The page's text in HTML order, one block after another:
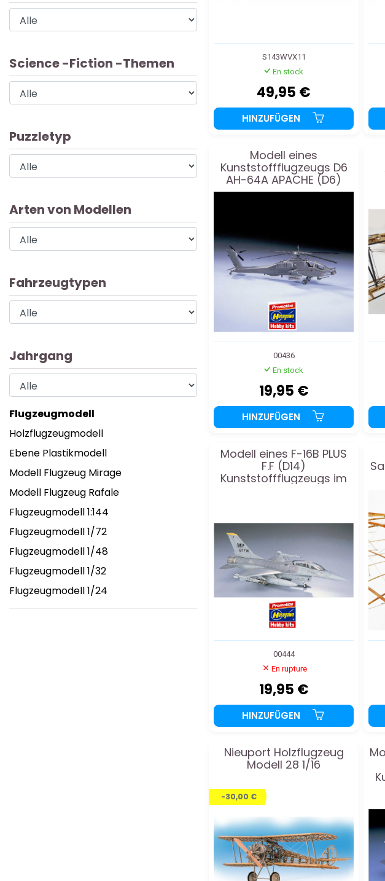
S143WVX11
En stock
49,95 €
HINZUFÜGEN
Modell eines
Kunststoffflugzeugs D6
AH-64A APACHE (D6)
1/72
00436
En stock
19,95 €
HINZUFÜGEN
Modell eines F-16B PLUS
F.F (D14)
Kunststoffflugzeugs im
00444
En rupture
19,95 €
HINZUFÜGEN
Nieuport Holzflugzeug
Modell 28 1/16
-30,00 €
Science -Fiction -Themen
Puzzletyp
Arten von Modellen
Fahrzeugtypen
Jahrgang
Flugzeugmodell
Holzflugzeugmodell
Ebene Plastikmodell
Modell Flugzeug Mirage
Modell Flugzeug Rafale
Flugzeugmodell 1:144
Flugzeugmodell 1/72
Flugzeugmodell 1/48
Flugzeugmodell 1/32
Flugzeugmodell 1/24